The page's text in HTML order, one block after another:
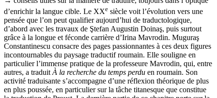
d’enrichir la langue cible. Le XXe siècle voit l’évolution vers une
pensée que l’on peut qualifier aujourd’hui de traductologique,
d’abord avec les travaux de Ştefan Augustin Doinaş, puis surtout
grâce à la longue et féconde carrière d’Irina Mavrodin. Muguraş
Constantinescu consacre des pages passionnantes à ces deux figures
incontournables du paysage traductif roumain. Elle souligne en
particulier l’immense pratique de la professeure Mavrodin, qui, entre
autres, a traduit À la recherche du temps perdu en roumain. Son
activité traduisante s’accompagne d’une réflexion théorique de plus
en plus poussée, en particulier sur la tâche titanesque que constitue